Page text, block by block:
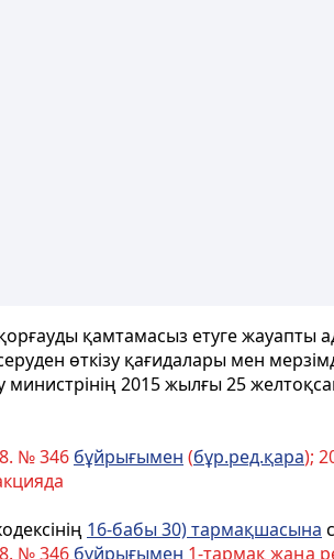
қамтамасыз етуге жауапты
өткізу қағидалары мен
министрінің2015 жылғы25
№ 346 бұйрығымен (бұр.ред.қара);
16-бабы 30) тармақшасына
№ 346 бұйрығымен 1-тармақ жаңа